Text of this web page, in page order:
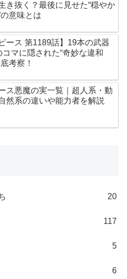
き抜く？最後に見せた“穏やか
意味とは
ース 第1189話】19本の武器
コマに隠された“奇妙な違和
考察！
ス悪魔の実一覧｜超人系・動
然系の違いや能力者を解説
20
117
5
6